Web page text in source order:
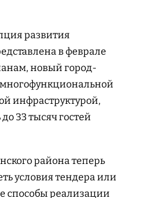
развития
в феврале
новый город-
инфраструктурой,
33 тысяч гостей
района теперь
условия тендера или
способы реализации